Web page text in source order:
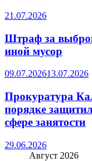
21.07.2026
Штраф за
иной мусор
09.07.202613.07.2026
Прокуратура
порядке
сфере занятости
29.06.2026
Август 2026